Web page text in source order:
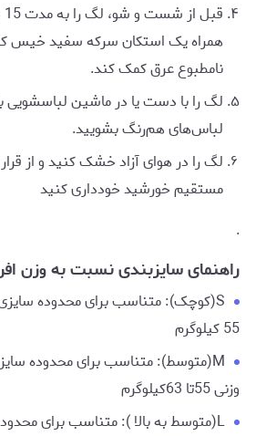
همراه یک استکان سرکه سفید خیس
نامطبوع عرق کمک کند.
لگ را با دست یا در ماشین لباسشویی
لباس‌های هم‌رنگ بشویید.
لگ را در هوای آزاد خشک کنید و از
مستقیم خورشید خودداری کنید
.
راهنمای سایزبندی نسبت به وزن
55 کیلوگرم
وزنی 55تا 63کیلوگرم